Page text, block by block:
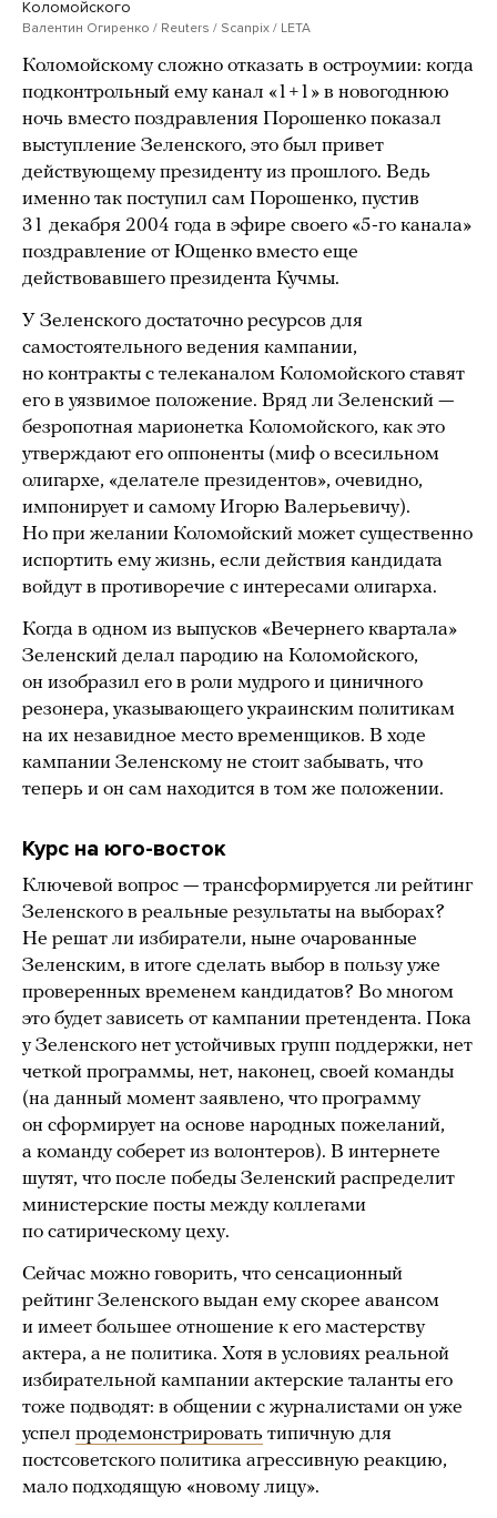
Коломойского
Валентин Огиренко / Reuters / Scanpix / LETA
Коломойскому сложно отказать в остроумии: когда
подконтрольный ему канал «1+1» в новогоднюю
ночь вместо поздравления Порошенко показал
выступление Зеленского, это был привет
действующему президенту из прошлого. Ведь
именно так поступил сам Порошенко, пустив
31 декабря 2004 года в эфире своего «5-го канала»
поздравление от Ющенко вместо еще
действовавшего президента Кучмы.
У Зеленского достаточно ресурсов для
самостоятельного ведения кампании,
но контракты с телеканалом Коломойского ставят
его в уязвимое положение. Вряд ли Зеленский —
безропотная марионетка Коломойского, как это
утверждают его оппоненты (миф о всесильном
олигархе, «делателе президентов», очевидно,
импонирует и самому Игорю Валерьевичу).
Но при желании Коломойский может существенно
испортить ему жизнь, если действия кандидата
войдут в противоречие с интересами олигарха.
Когда в одном из выпусков «Вечернего квартала»
Зеленский делал пародию на Коломойского,
он изобразил его в роли мудрого и циничного
резонера, указывающего украинским политикам
на их незавидное место временщиков. В ходе
кампании Зеленскому не стоит забывать, что
теперь и он сам находится в том же положении.
Курс на юго-восток
Ключевой вопрос — трансформируется ли рейтинг
Зеленского в реальные результаты на выборах?
Не решат ли избиратели, ныне очарованные
Зеленским, в итоге сделать выбор в пользу уже
проверенных временем кандидатов? Во многом
это будет зависеть от кампании претендента. Пока
у Зеленского нет устойчивых групп поддержки, нет
четкой программы, нет, наконец, своей команды
(на данный момент заявлено, что программу
он сформирует на основе народных пожеланий,
а команду соберет из волонтеров). В интернете
шутят, что после победы Зеленский распределит
министерские посты между коллегами
по сатирическому цеху.
Сейчас можно говорить, что сенсационный
рейтинг Зеленского выдан ему скорее авансом
и имеет большее отношение к его мастерству
актера, а не политика. Хотя в условиях реальной
избирательной кампании актерские таланты его
тоже подводят: в общении с журналистами он уже
успел продемонстрировать типичную для
постсоветского политика агрессивную реакцию,
мало подходящую «новому лицу».